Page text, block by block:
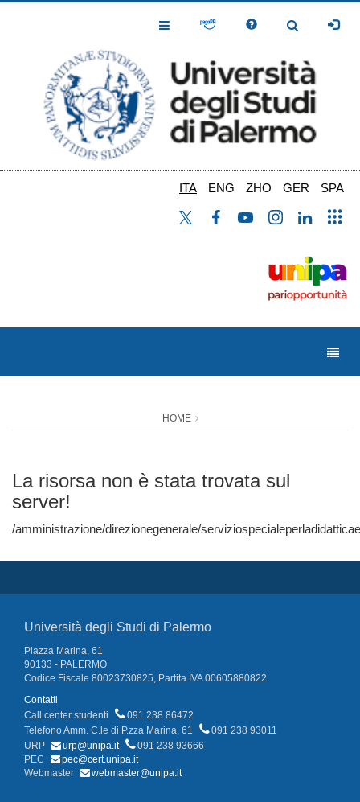
Toggle
Toggle
ITA ENG ZHO GER SPA
HOME
La risorsa non è stata trovata sul
server!
/amministrazione/direzionegenerale/
Università degli Studi di Palermo
Piazza Marina, 61
90133 - PALERMO
Codice Fiscale 80023730825, Partita IVA 00605880822
Contatti
Call center studenti
091 238 86472
Telefono Amm. C.le di P.zza Marina, 61
091 238 93011
URP
urp@unipa.it
091 238 93666
PEC
pec@cert.unipa.it
Webmaster
webmaster@unipa.it